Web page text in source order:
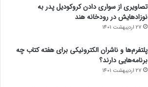
تصاویری از سواری دادن کروکودیل پدر به
نوزادهایش در رودخانه هند
27 اردیبهشت 1401
پلتفرم‌ها و ناشران الکترونیکی برای هفته کتاب چه
برنامه‌هایی دارند؟
27 اردیبهشت 1401